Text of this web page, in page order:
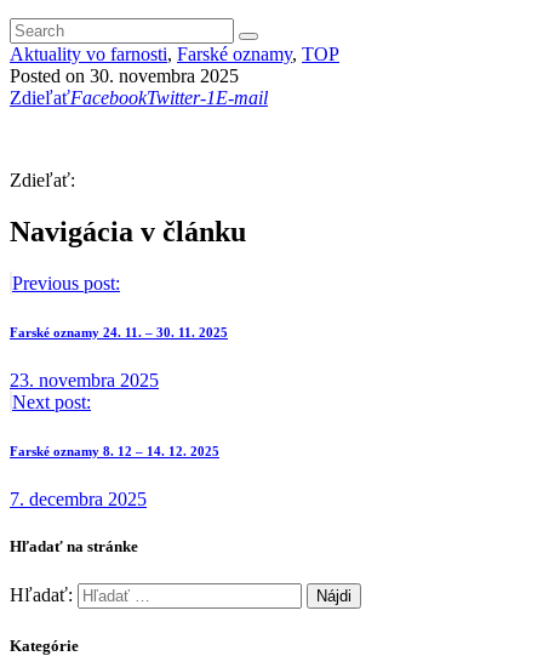
Aktuality vo farnosti, Farské oznamy, TOP
Posted on 30. novembra 2025
ZdieľaťFacebookTwitter-1E-mail
Zdieľať:
Navigácia v článku
Previous post:
Farské oznamy 24. 11. – 30. 11. 2025
23. novembra 2025
Next post:
Farské oznamy 8. 12 – 14. 12. 2025
7. decembra 2025
Hľadať na stránke
Hľadať:
Kategórie